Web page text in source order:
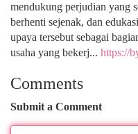
mendukung perjudian yang
berhenti sejenak, dan
upaya tersebut sebagai
usaha yang bekerj... https://
Comments
Submit a Comment